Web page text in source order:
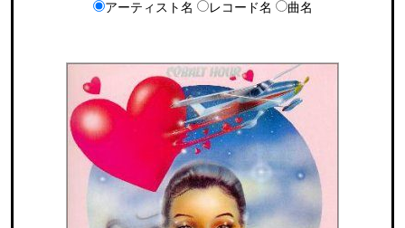
アーティスト名 レコード名 曲名